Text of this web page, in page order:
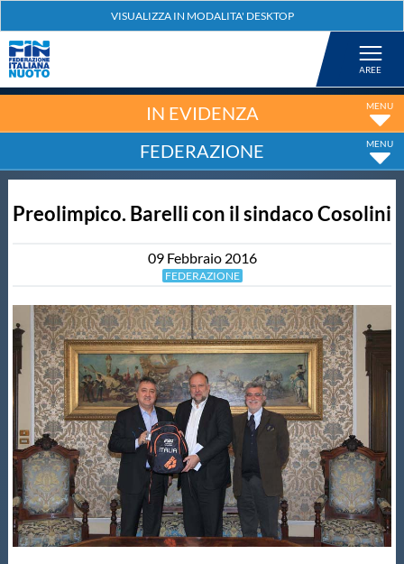
Nuoto
Tuffi
Fondo
Salvamento
Master
Formazione
GUG
IN EVIDENZA
FEDERAZIONE
Preolimpico. Barelli con il sindaco Cosolini
09 Febbraio 2016
FEDERAZIONE